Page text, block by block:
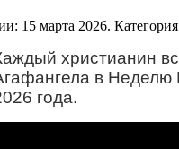
15 марта 2026.
христианин
в Неделю
года.